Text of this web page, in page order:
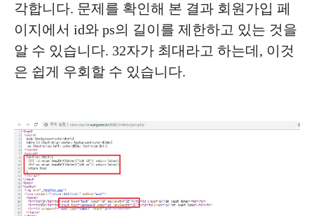
각합니다. 문제를 확인해 본 결과 회원가입 페
이지에서 id와 ps의 길이를 제한하고 있는 것을
알 수 있습니다. 32자가 최대라고 하는데, 이것
은 쉽게 우회할 수 있습니다.